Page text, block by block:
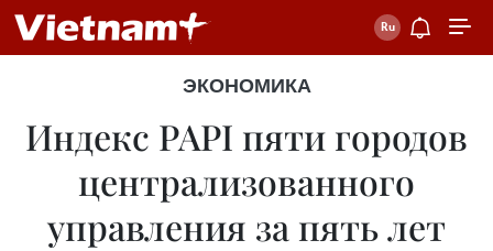
ЭКОНОМИКА
Индекс PAPI пяти городов
централизованного
управления за пять лет